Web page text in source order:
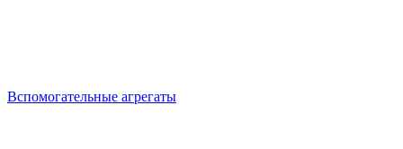
Вспомогательные агрегаты